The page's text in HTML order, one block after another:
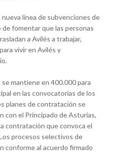
línea de subvenciones de
fomentar que las personas
a Avilés a trabajar,
vivir en Avilés y
mantiene en 400.000 para
en las convocatorias de los
planes de contratación se
con el Principado de Asturias,
contratación que convoca el
procesos selectivos de
conforme al acuerdo firmado